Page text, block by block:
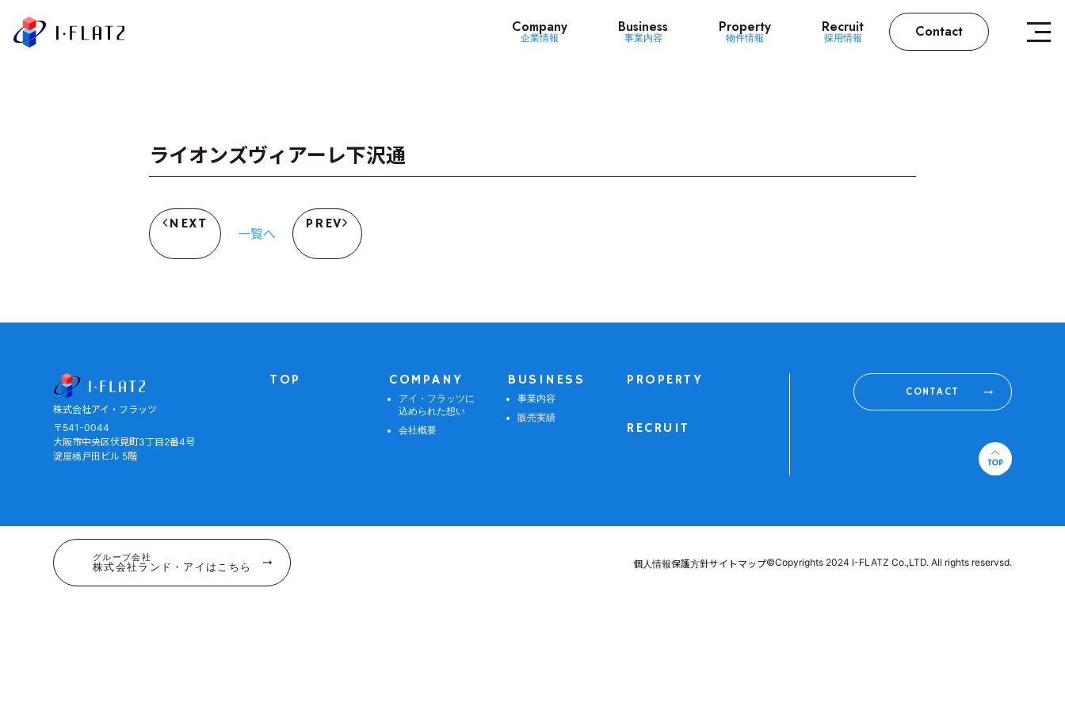
Company
企業情報
Business
事業内容
Property
物件情報
Recruit
採用情報 Contact
ライオンズヴィアーレ下沢通
NEXT
一覧へ
PREV
株式会社アイ・フラッツ
株式会社アイ・フラッツ
〒541-0044
大阪市中央区伏見町3丁目2番4号
淀屋橋戸田ビル 5階
TOP COMPANY
アイ・フラッツに
込められた想い
会社概要
BUSINESS
事業内容
販売実績
PROPERTY
RECRUIT
CONTACT
グループ会社
株式会社ランド・アイはこちら 個人情報保護方針サイトマップ©Copyrights 2024 I-FLATZ Co.,LTD. All rights reservsd.